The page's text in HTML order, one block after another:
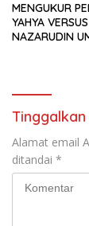
MENGUKUR
YAHYA
NAZARUDIN
Alamat email
ditandai *